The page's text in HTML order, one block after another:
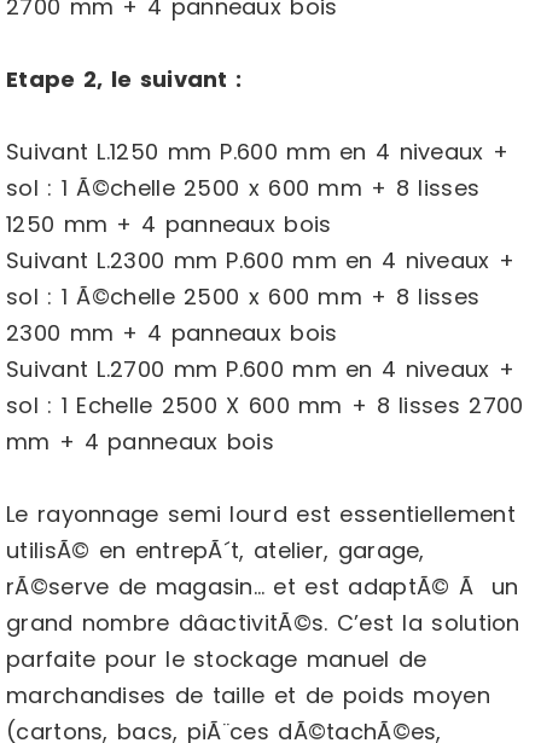
2700 mm + 4 panneaux bois
Etape 2, le suivant :
Suivant L.1250 mm P.600 mm en 4 niveaux +
sol : 1 Ã©chelle 2500 x 600 mm + 8 lisses
1250 mm + 4 panneaux bois
Suivant L.2300 mm P.600 mm en 4 niveaux +
sol : 1 Ã©chelle 2500 x 600 mm + 8 lisses
2300 mm + 4 panneaux bois
Suivant L.2700 mm P.600 mm en 4 niveaux +
sol : 1 Echelle 2500 X 600 mm + 8 lisses 2700
mm + 4 panneaux bois
Le rayonnage semi lourd est essentiellement
utilisÃ© en entrepÃ´t, atelier, garage,
rÃ©serve de magasin… et est adaptÃ© Ã un
grand nombre dâactivitÃ©s. C’est la solution
parfaite pour le stockage manuel de
marchandises de taille et de poids moyen
(cartons, bacs, piÃ¨ces dÃ©tachÃ©es,